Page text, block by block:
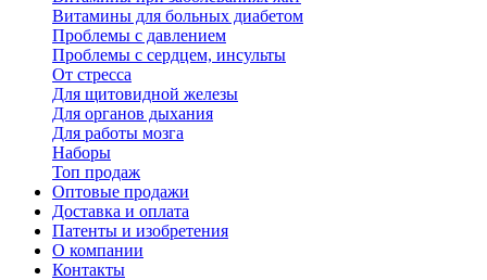
Витамины для больных диабетом
Проблемы с давлением
Проблемы с сердцем, инсульты
От стресса
Для щитовидной железы
Для органов дыхания
Для работы мозга
Наборы
Топ продаж
Оптовые продажи
Доставка и оплата
Патенты и изобретения
О компании
Контакты